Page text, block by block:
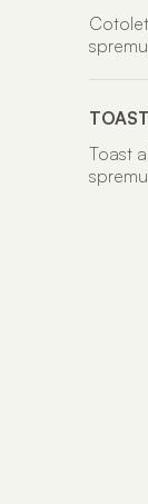
TOAST
Toast